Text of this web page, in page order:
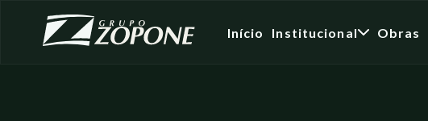
Início Institucional Obras